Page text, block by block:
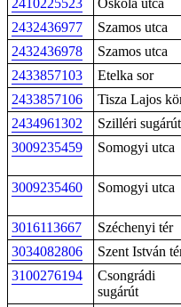
2410225523
Oskola utca
2432436977
Szamos utca
2432436978
Szamos utca
2433857103
Etelka sor
2433857106
Tisza Lajos
2434961302
Szilléri sugárút
3009235459
Somogyi utca
3009235460 Somogyi utca
3016113667
Széchenyi tér
3034082806
Szent István
3100276194
Csongrádi
sugárút